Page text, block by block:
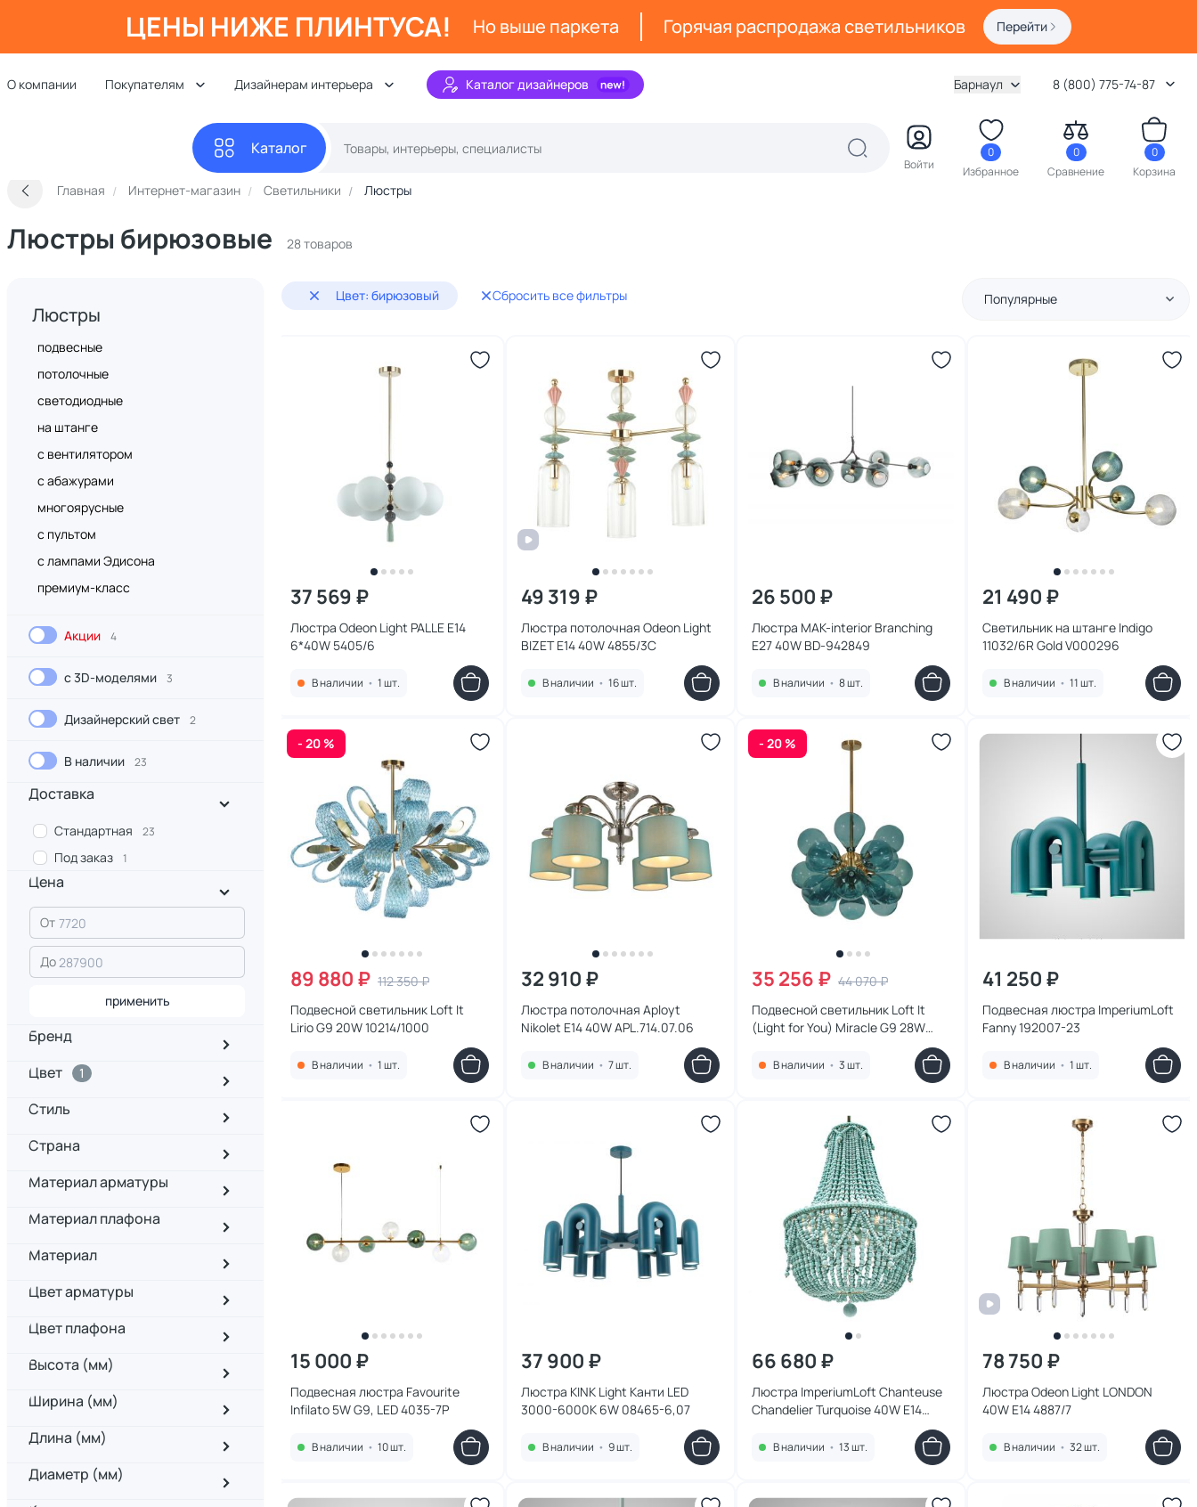
ЦЕНЫ НИЖЕ ПЛИНТУСА! Но выше паркета Горячая распродажа светильников Перейти
О компании Покупателям Дизайнерам интерьера Каталог дизайнеров Барнаул 8 (800) 775-74-87
Каталог
Войти
0
Избранное
0
Сравнение
0
Корзина
Главная Интернет-магазин Светильники Люстры
Люстры бирюзовые 28 товаров
Люстры
подвесные
потолочные
светодиодные
на штанге
с вентилятором
с абажурами
многоярусные
с пультом
с лампами Эдисона
премиум-класс
Акции 4
с 3D-моделями 3
Дизайнерский свет 2
В наличии 23
Доставка
Стандартная 23
Под заказ 1
Цена
От
До
применить
Бренд
Цвет
1
Стиль
Страна
Материал арматуры
Материал плафона
Материал
Цвет арматуры
Цвет плафона
Высота (мм)
Ширина (мм)
Длина (мм)
Диаметр (мм)
Цвет: бирюзовый Сбросить все фильтры Популярные
37 569 ₽
Люстра Odeon Light PALLE E14
6*40W 5405/6
В наличии • 1 шт.
49 319 ₽
Люстра потолочная Odeon Light
BIZET E14 40W 4855/3C
В наличии • 16 шт.
26 500 ₽
Люстра MAK-interior Branching
E27 40W BD-942849
В наличии • 8 шт.
21 490 ₽
Светильник на штанге Indigo
11032/6R Gold V000296
В наличии • 11 шт.
- 20 %
89 880 ₽ 112 350 ₽
Подвесной светильник Loft It
Lirio G9 20W 10214/1000
В наличии • 1 шт.
32 910 ₽
Люстра потолочная Aployt
Nikolet E14 40W APL.714.07.06
В наличии • 7 шт.
- 20 %
35 256 ₽ 44 070 ₽
Подвесной светильник Loft It
(Light for You) Miracle G9 28W
В наличии • 3 шт.
41 250 ₽
Подвесная люстра ImperiumLoft
Fanny 192007-23
В наличии • 1 шт.
15 000 ₽
Подвесная люстра Favourite
Infilato 5W G9, LED 4035-7P
В наличии • 10 шт.
37 900 ₽
Люстра KINK Light Канти LED
3000-6000К 6W 08465-6,07
В наличии • 9 шт.
66 680 ₽
Люстра ImperiumLoft Chanteuse
Chandelier Turquoise 40W E14
В наличии • 13 шт.
78 750 ₽
Люстра Odeon Light LONDON
40W E14 4887/7
В наличии • 32 шт.